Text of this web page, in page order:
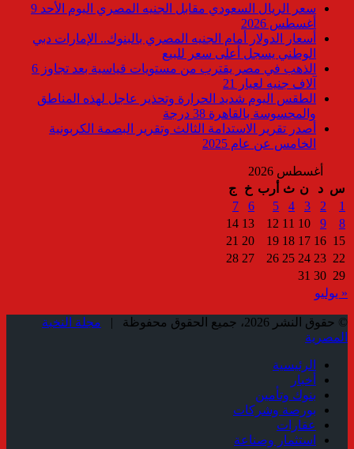
سعر الريال السعودي مقابل الجنيه المصري اليوم الأحد 9
أغسطس 2026
أسعار الدولار أمام الجنيه المصري بالبنوك.. الإمارات دبي
الوطني يسجل أعلى سعر للبيع
الذهب في مصر يقترب من مستويات قياسية بعد تجاوز 6
آلاف جنيه لعيار 21
الطقس اليوم شديد الحرارة وتحذير عاجل لهذه المناطق
والمحسوسة بالقاهرة 38 درجة
أصدر تقرير الاستدامة الثالث وتقرير البصمة الكربونية
الخامس عن عام 2025
أغسطس 2026
س د ن ث أرب خ
ج
1
2
3
4
5
6
7
8
9
10
11
12
13
14
15
16
17
18
19
20
21
22
23
24
25
26
27
28
29
30
31
« يوليو
© حقوق النشر 2026، جميع الحقوق محفوظة |
مجلة النخبة
المصرية
الرئيسية
أخبار
بنوك وتأمين
بورصة وشركات
عقارات
استثمار وصناعة